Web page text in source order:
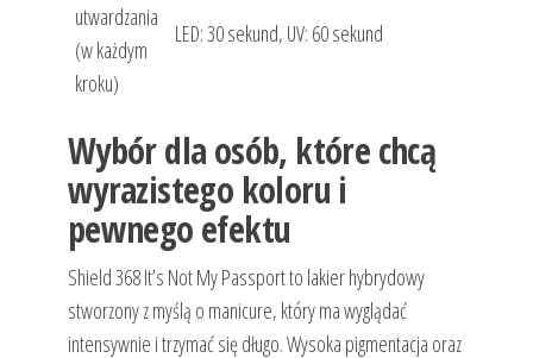
utwardzania
(w każdym
kroku)
LED: 30 sekund, UV: 60 sekund
Wybór dla osób, które chcą
wyrazistego koloru i
pewnego efektu
Shield 368 It’s Not My Passport to lakier hybrydowy
stworzony z myślą o manicure, który ma wyglądać
intensywnie i trzymać się długo. Wysoka pigmentacja oraz